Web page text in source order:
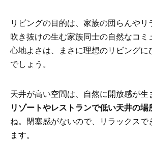
リビングの目的は、家族の団らんやリ
吹き抜けの生む家族同士の自然なコミ
心地よさは、まさに理想のリビングに
でしょう。
天井が高い空間は、自然に開放感が生
リゾートやレストランで低い天井の場
ね。閉塞感がないので、リラックスで
ます。